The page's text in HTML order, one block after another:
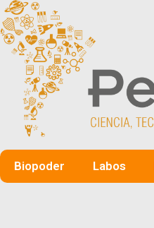
Biopoder Labos